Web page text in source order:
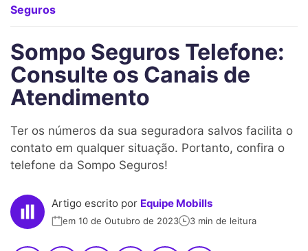
Seguros
Sompo Seguros Telefone:
Consulte os Canais de
Atendimento
Ter os números da sua seguradora salvos facilita o
contato em qualquer situação. Portanto, confira o
telefone da Sompo Seguros!
Artigo escrito por Equipe Mobills
em 10 de Outubro de 2023 3 min de leitura